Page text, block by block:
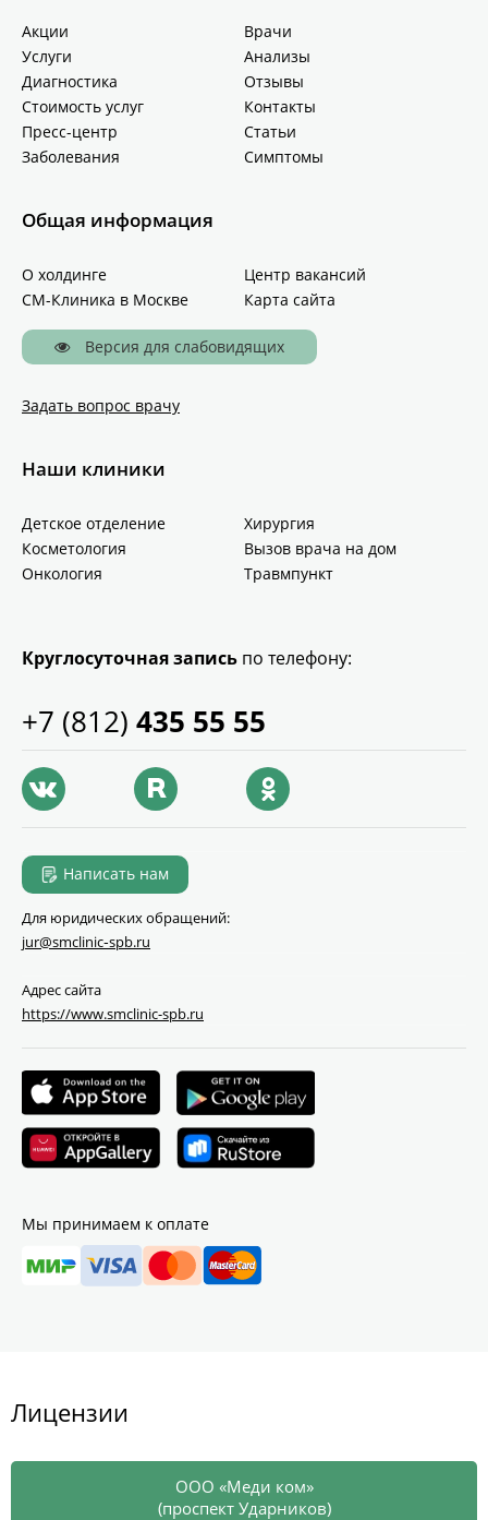
Акции
Врачи
Услуги
Анализы
Диагностика
Отзывы
Стоимость услуг
Контакты
Пресс-центр
Статьи
Заболевания
Симптомы
Общая информация
О холдинге
Центр вакансий
СМ-Клиника в Москве
Карта сайта
Версия для слабовидящих
Задать вопрос врачу
Наши клиники
Детское отделение
Хирургия
Косметология
Вызов врача на дом
Онкология
Травмпункт
Круглосуточная запись по телефону:
+7 (812) 435 55 55
Написать нам
Для юридических обращений:
jur@smclinic‑spb.ru
Адрес сайта
https://www.smclinic-spb.ru
Мы принимаем к оплате
Лицензии
ООО «Меди ком»
(проспект Ударников)